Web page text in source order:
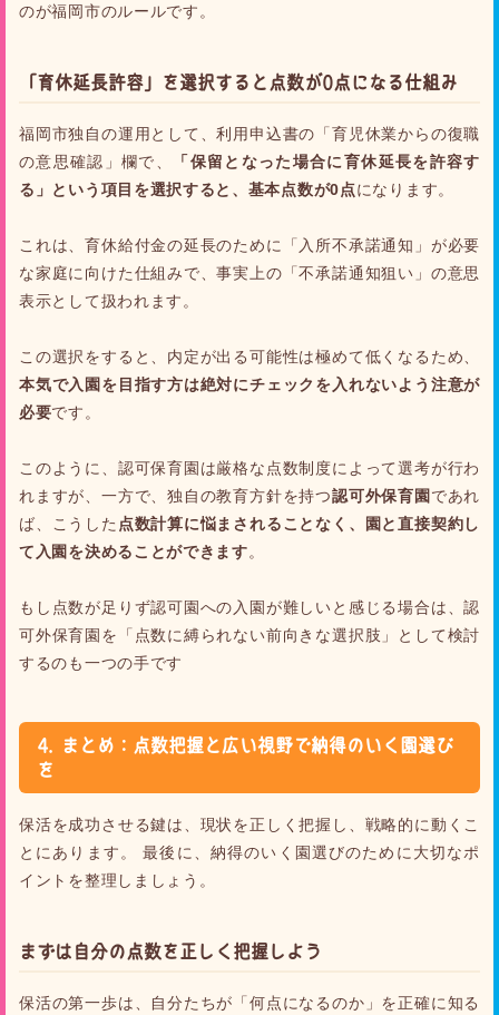
のが福岡市のルールです。
「育休延長許容」を選択すると点数が0点になる仕組み
福岡市独自の運用として、利用申込書の「育児休業からの復職
の意思確認」欄で、
「保留となった場合に育休延長を許容す
る」という項目を選択すると、基本点数が0点になります。
これは、育休給付金の延長のために「入所不承諾通知」が必要
な家庭に向けた仕組みで、事実上の「不承諾通知狙い」の意思
表示として扱われます。
この選択をすると、内定が出る可能性は極めて低くなるため、
本気で入園を目指す方は絶対にチェックを入れないよう注意が
必要です。
このように、認可保育園は厳格な点数制度によって選考が行わ
れますが、一方で、独自の教育方針を持つ認可外保育園 であれ
ば、こうした 点数計算に悩まされることなく、園と直接契約し
て入園を決めることができます。
もし点数が足りず認可園への入園が難しいと感じる場合は、認
可外保育園を「点数に縛られない前向きな選択肢」として検討
するのも一つの手です
4. まとめ：点数把握と広い視野で納得のいく園選び
を
保活を成功させる鍵は、現状を正しく把握し、戦略的に動くこ
とにあります。 最後に、納得のいく園選びのために大切なポ
イントを整理しましょう。
まずは自分の点数を正しく把握しよう
保活の第一歩は、自分たちが「何点になるのか」を正確に知る